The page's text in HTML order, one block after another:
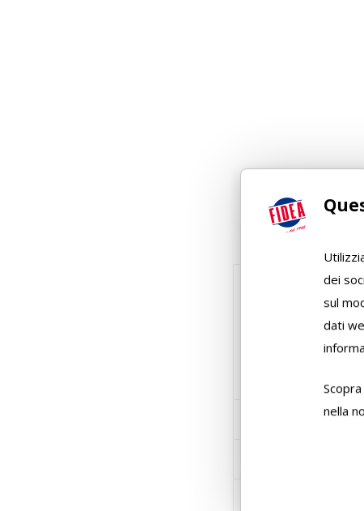
dei
sul
dati
nella
P.zi per cartone